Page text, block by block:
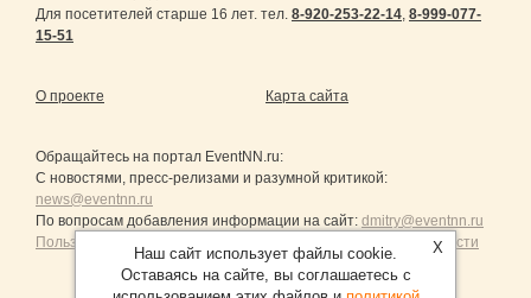
Для посетителей старше 16 лет. тел. 8-920-253-22-14, 8-999-077-
15-51
О проекте Карта сайта
Обращайтесь на портал EventNN.ru:
С новостями, пресс-релизами и разумной критикой:
news@eventnn.ru
По вопросам добавления информации на сайт: dmitry@eventnn.ru
Пользовательское Соглашение и политика конфиденциальности
X
Наш сайт использует файлы cookie.
Оставаясь на сайте, вы соглашаетесь с